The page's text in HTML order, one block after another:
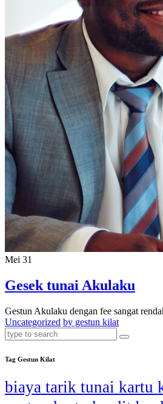
Mei 31
Gesek tunai Akulaku
Gestun Akulaku dengan fee sangat
Uncategorized by gestun kilat
Tag Gestun Kilat
biaya tarik tunai kartu